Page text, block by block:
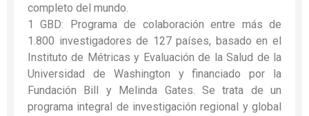
completo del mundo.
1GBD: Programa de colaboración entre más de
1.800 investigadores de 127 países, basado en el
Instituto de Métricas y Evaluación de la Salud de la
Universidad de Washington y financiado por la
Fundación Bill y Melinda Gates. Se trata de un
programa integral de investigación regional y global